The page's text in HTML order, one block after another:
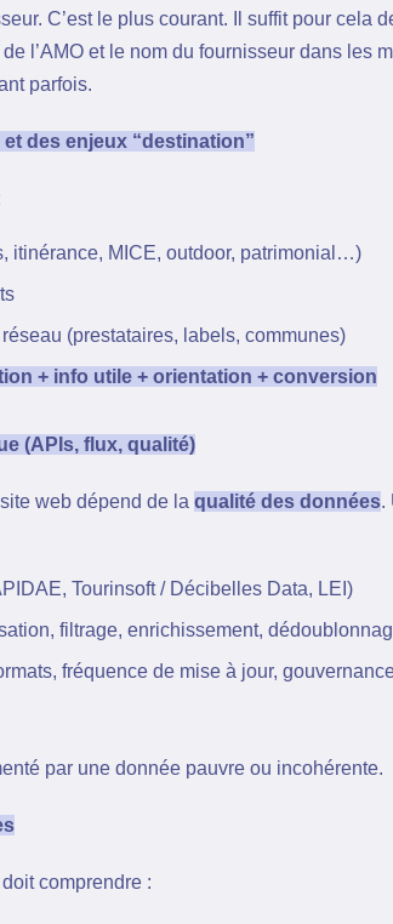
C’est le plus courant. Il suffit pour cela
l’AMO et le nom du fournisseur dans les
parfois.
des enjeux “destination”
itinérance, MICE, outdoor, patrimonial…)
(prestataires, labels, communes)
+ info utile + orientation + conversion
(APIs, flux, qualité)
web dépend de la qualité des données.
Tourinsoft / Décibelles Data, LEI)
filtrage, enrichissement,
fréquence de mise à jour,
par une donnée pauvre ou incohérente.
comprendre :